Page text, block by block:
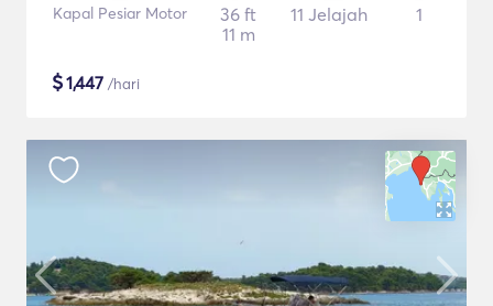
Kapal Pesiar Motor
36 ft
11 m
11 Jelajah 1
$1,447 /hari